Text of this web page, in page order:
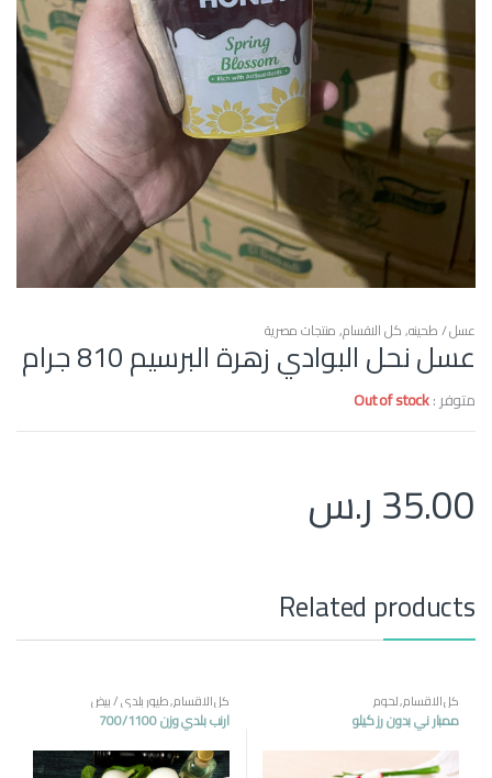
عسل / طحينه,كل الاقسام,منتجات مصرية
عسل نحل البوادي زهرة البرسيم 810 جرام
متوفر :Out of stock
35.00ر.س
Related products
كل الاقسام,لحوم
ممبار ني بدون رز كيلو
كل الاقسام,طيور بلدي / بيض
ارنب بلدي وزن 700/1100